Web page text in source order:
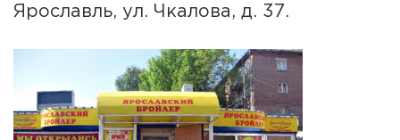
Ярославль, ул. Чкалова, д. 37.